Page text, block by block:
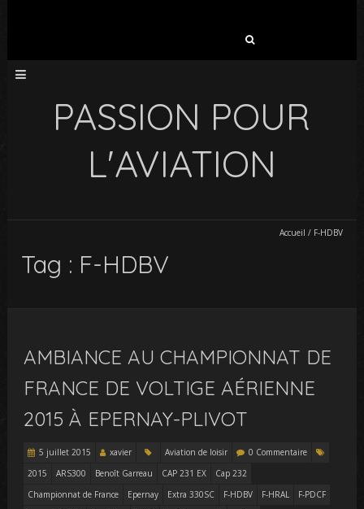
PASSION POUR
L'AVIATION
Accueil / F-HDBV
Tag : F-HDBV
AMBIANCE AU CHAMPIONNAT DE
FRANCE DE VOLTIGE AÉRIENNE
2015 À EPERNAY-PLIVOT
5 juillet 2015 xavier Aviation de loisir
0 Commentaire
2015
ARS300 Benoît Garreau CAP 231 EX
Cap 232
Championnat de France
Epernay Extra 330SC F-HDBV F-HRAL
F-PDCF